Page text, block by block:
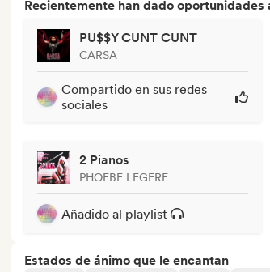
Recientemente han dado oportunidades
PU$$Y CUNT CUNT
CARSA
Compartido en sus redes
sociales
2 Pianos
PHOEBE LEGERE
Añadido al playlist
Estados de ánimo que le encantan